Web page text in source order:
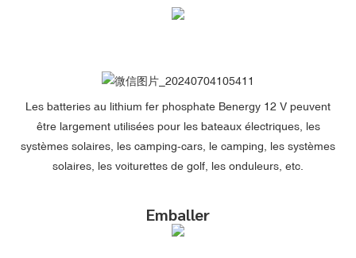
Les batteries au lithium fer phosphate Benergy 12 V peuvent
être largement utilisées pour les bateaux électriques, les
systèmes solaires, les camping-cars, le camping, les systèmes
solaires, les voiturettes de golf, les onduleurs, etc.
Emballer